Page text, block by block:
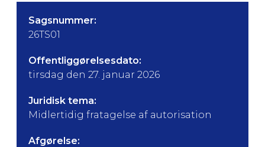
Sagsnummer:
26TS01
Offentliggørelsesdato:
tirsdag den 27. januar 2026
Juridisk tema:
Midlertidig fratagelse af autorisation
Afgørelse: